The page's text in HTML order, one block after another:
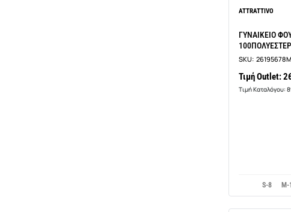
ATTRATTIVO
ΓΥΝΑΙΚΕΙΟ
SKU:
Τιμή Outlet:
Τιμή Καταλόγου:
S-8 M-